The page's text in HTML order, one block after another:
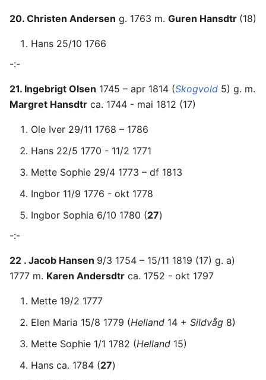
20. Christen Andersen g. 1763 m. Guren Hansdtr (18)
Hans 25/10 1766
-:-
21. Ingebrigt Olsen 1745 – apr 1814 (Skogvold 5) g. m.
Margret Hansdtr ca. 1744 - mai 1812 (17)
Ole Iver 29/11 1768 – 1786
Hans 22/5 1770 - 11/2 1771
Mette Sophie 29/4 1773 – df 1813
Ingbor 11/9 1776 - okt 1778
Ingbor Sophia 6/10 1780 (27)
-:-
22 . Jacob Hansen 9/3 1754 – 15/11 1819 (17) g. a)
1777 m. Karen Andersdtr ca. 1752 - okt 1797
Mette 19/2 1777
Elen Maria 15/8 1779 (Helland 14 + Sildvåg 8)
Mette Sophie 1/1 1782 (Helland 15)
Hans ca. 1784 (27)